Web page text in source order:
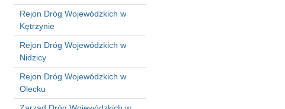
Rejon Dróg Wojewódzkich w
Kętrzynie
Rejon Dróg Wojewódzkich w
Nidzicy
Rejon Dróg Wojewódzkich w
Olecku